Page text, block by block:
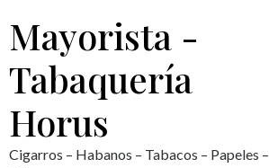
Mayorista -
Tabaquería
Horus
Cigarros – Habanos – Tabacos – Papeles –